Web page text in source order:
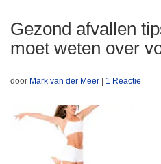
Gezond afvallen
moet weten over
door Mark van der Meer | 1 Reactie